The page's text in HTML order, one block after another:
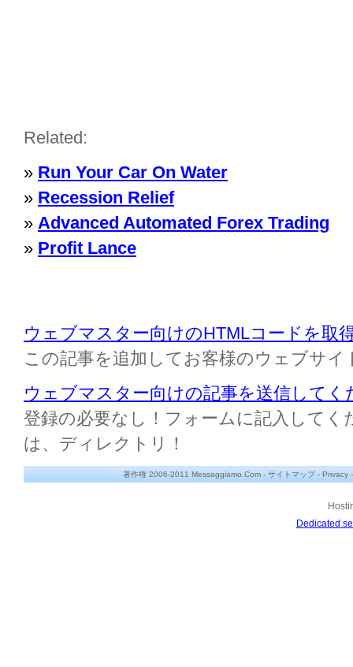
Related:
» Run Your Car On Water
» Recession Relief
» Advanced Automated Forex Trading
» Profit Lance
ウェブマスター向けのHTMLコードを取
この記事を追加してお客様のウェブサイ
ウェブマスター向けの記事を送信してく
登録の必要なし！フォームに記入してく
は、ディレクトリ！
著作権 2006-2011 Messaggiamo.Com - サイトマップ- Privacy
Dedicated